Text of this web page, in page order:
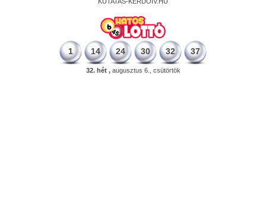
1 14 24 30 32 37
32. hét ,augusztus 6., csütörtök